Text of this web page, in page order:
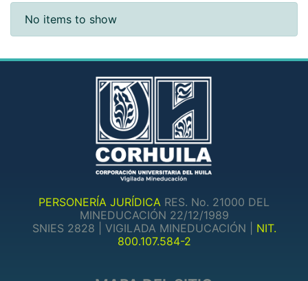
Recent Submissions
No items to show
PERSONERÍA JURÍDICA RES. No. 21000 DEL
MINEDUCACIÓN 22/12/1989
SNIES 2828 | VIGILADA MINEDUCACIÓN | NIT.
800.107.584-2